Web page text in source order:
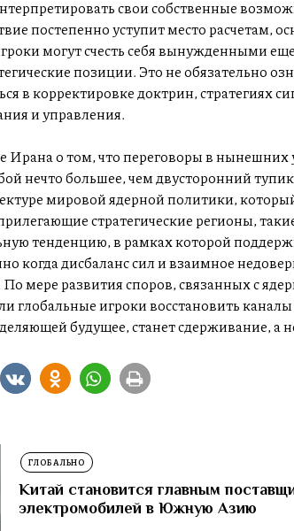
свои собственные
постепенно уступит место расчетам,
могут счесть себя вынужденными
позиции. Это не обязательно
в корректировке доктрин, стратегиях
и управления.
Ирана о том, что переговоры в нынешних
нечто большее, чем двусторонний
мировой ядерной политики,
стратегические регионы,
тенденцию, в рамках которой
когда дисбаланс сил и взаимное
мере развития споров, связанных с
глобальные игроки восстановить
будущее, станет сдерживание, а
ГЛОБАЛЬНО
Китай становится главным
электромобилей в Южную Азию